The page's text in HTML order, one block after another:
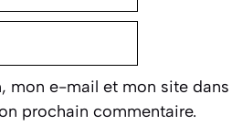
mon e-mail et mon site dans
prochain commentaire.